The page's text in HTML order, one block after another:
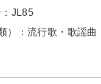
JL85
）： 流行歌・歌謡曲